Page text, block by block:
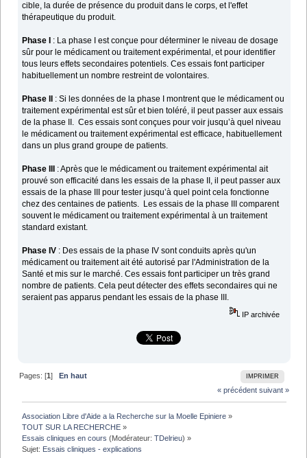
cible, la durée de présence du produit dans le corps, et l'effet
thérapeutique du produit.
Phase I
: La phase I est conçue pour déterminer le niveau de dosage
sûr pour le médicament ou traitement expérimental, et pour identifier
tous leurs effets secondaires potentiels. Ces essais font participer
habituellement un nombre restreint de volontaires.
Phase II
: Si les données de la phase I montrent que le médicament ou
traitement expérimental est sûr et bien toléré, il peut passer aux essais
de la phase II. Ces essais sont conçues pour voir jusqu’à quel niveau
le médicament ou traitement expérimental est efficace, habituellement
dans un plus grand groupe de patients.
Phase III
: Après que le médicament ou traitement expérimental ait
prouvé son efficacité dans les essais de la phase II, il peut passer aux
essais de la phase III pour tester jusqu’à quel point cela fonctionne
chez des centaines de patients. Les essais de la phase III comparent
souvent le médicament ou traitement expérimental à un traitement
standard existant.
Phase IV : Des essais de la phase IV sont conduits après qu'un
médicament ou traitement ait été autorisé par l'Administration de la
Santé et mis sur le marché. Ces essais font participer un très grand
nombre de patients. Cela peut détecter des effets secondaires qui ne
seraient pas apparus pendant les essais de la phase III.
IP archivée
IMPRIMER
Pages: [1]En haut
« précédent suivant »
Association Libre d'Aide a la Recherche sur la Moelle Epiniere »
TOUT SUR LA RECHERCHE »
Essais cliniques en cours (Modérateur:TDelrieu) »
Sujet: Essais cliniques - explications